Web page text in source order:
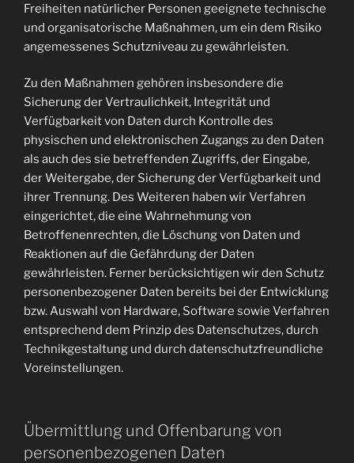
Freiheiten natürlicher Personen geeignete technische
und organisatorische Maßnahmen, um ein dem Risiko
angemessenes Schutzniveau zu gewährleisten.
Zu den Maßnahmen gehören insbesondere die
Sicherung der Vertraulichkeit, Integrität und
Verfügbarkeit von Daten durch Kontrolle des
physischen und elektronischen Zugangs zu den Daten
als auch des sie betreffenden Zugriffs, der Eingabe,
der Weitergabe, der Sicherung der Verfügbarkeit und
ihrer Trennung. Des Weiteren haben wir Verfahren
eingerichtet, die eine Wahrnehmung von
Betroffenenrechten, die Löschung von Daten und
Reaktionen auf die Gefährdung der Daten
gewährleisten. Ferner berücksichtigen wir den Schutz
personenbezogener Daten bereits bei der Entwicklung
bzw. Auswahl von Hardware, Software sowie Verfahren
entsprechend dem Prinzip des Datenschutzes, durch
Technikgestaltung und durch datenschutzfreundliche
Voreinstellungen.
Übermittlung und Offenbarung von
personenbezogenen Daten